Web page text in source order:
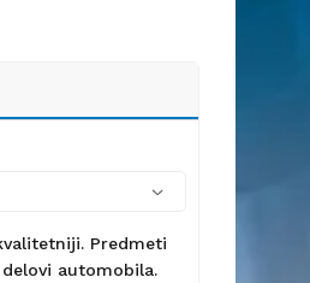
Predmeti
automobila.